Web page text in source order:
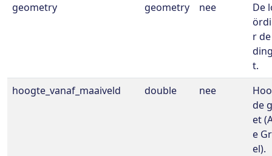
geometry
geometry nee
De
r
t.
hoogte_vanaf_maaiveld
double nee
de
et
e
el).